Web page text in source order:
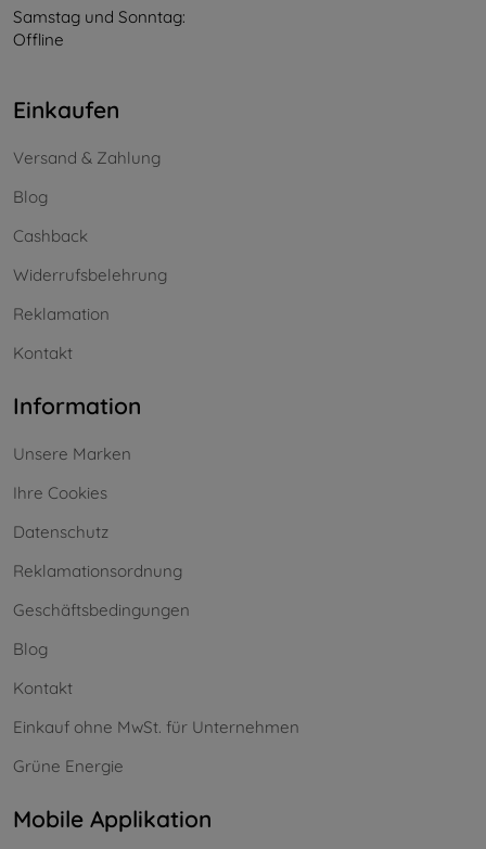
Samstag und Sonntag:
Offline
Einkaufen
Versand & Zahlung
Blog
Cashback
Widerrufsbelehrung
Reklamation
Kontakt
Information
Unsere Marken
Ihre Cookies
Datenschutz
Reklamationsordnung
Geschäftsbedingungen
Blog
Kontakt
Einkauf ohne MwSt. für Unternehmen
Grüne Energie
Mobile Applikation